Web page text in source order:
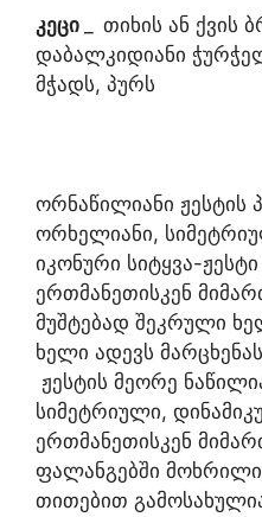
კეცი
თიხის ან ქვის
დაბალკიდიანი
მჭადს, პურს
ორნაწილიანი ჟესტის
ორხელიანი,
იკონური სიტყვა-
ერთმანეთისკენ
მუშტებად შეკრული
ხელი ადევს
ჟესტის მეორე
სიმეტრიული,
ერთმანეთისკენ
ფალანგებში
თითებით